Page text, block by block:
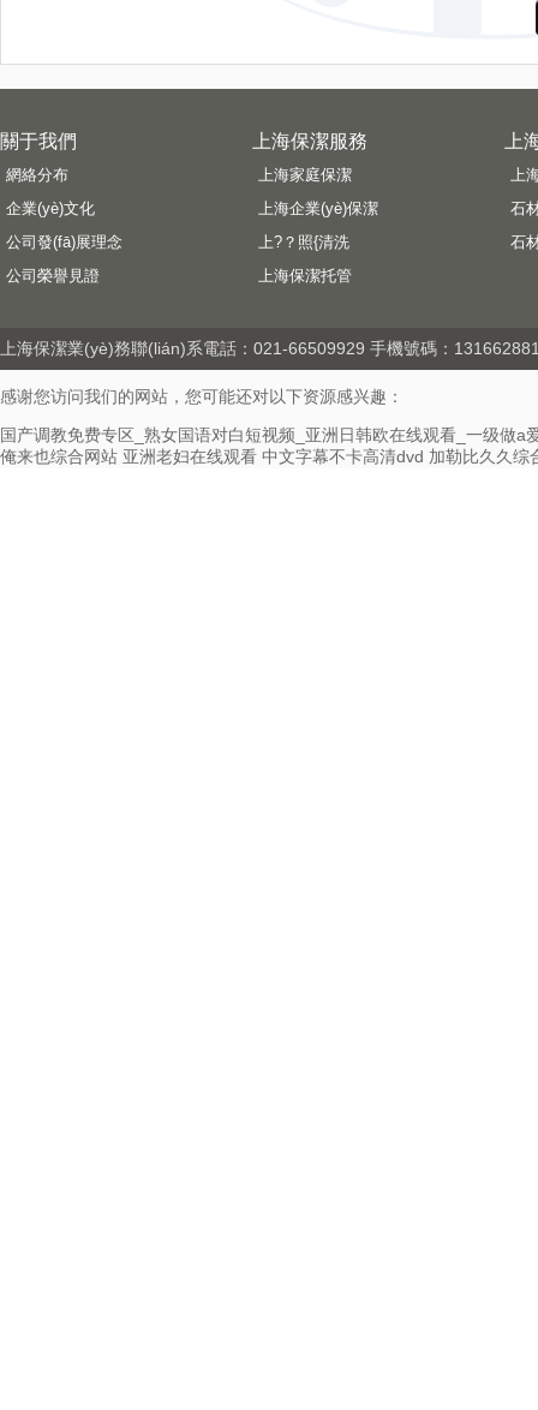
關于我們
網絡分布
企業(yè)文化
公司發(fā)展理念
公司榮譽見證
上海保潔服務
上海家庭保潔
上海企業(yè)保潔
上?？照{清洗
上海保潔托管
上
上
石
石
上海保潔業(yè)務聯(lián)系電話：021-66509929 手機號碼：
感谢您访问我们的网站，您可能还对以下资源感兴趣：
国产调教免费专区_熟女国语对白短视频_亚洲日韩欧在线观看_一级做a
俺来也综合网站 亚洲老妇在线观看 中文字幕不卡高清dvd 加勒比久久综